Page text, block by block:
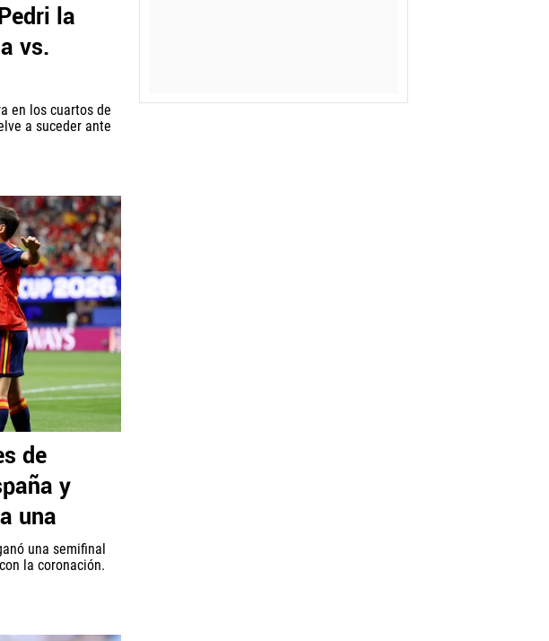
la
vs.
en los cuartos de
a suceder ante
de
y
una
una semifinal
la coronación.